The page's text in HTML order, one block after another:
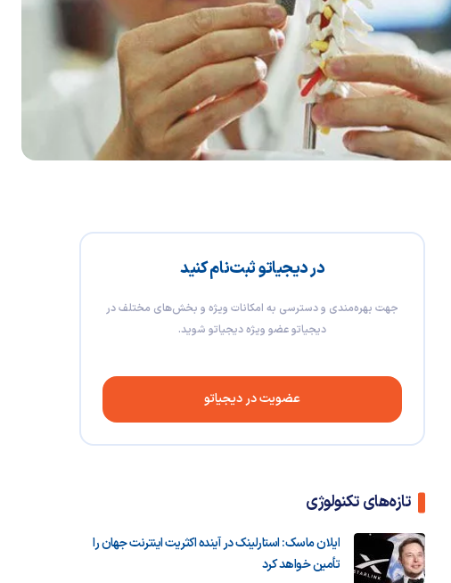
در دیجیاتو ثبت‌نام کنید
جهت بهره‌مندی و دسترسی به امکانات ویژه و بخش‌های مختلف در
دیجیاتو عضو ویژه دیجیاتو شوید.
عضویت در دیجیاتو
تازه‌های تکنولوژی
ایلان ماسک: استارلینک در آینده اکثریت اینترنت جهان را
تأمین خواهد کرد